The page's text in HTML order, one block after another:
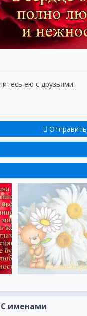
ею с друзьями.
Отправить
С именами